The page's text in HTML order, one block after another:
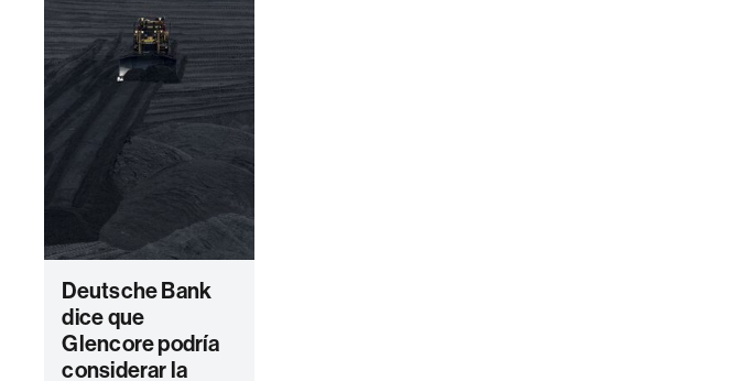
Deutsche Bank
dice que
Glencore podría
considerar la